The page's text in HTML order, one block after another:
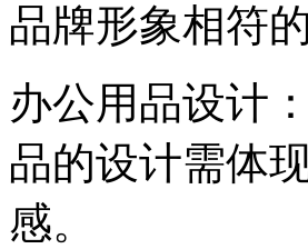
品牌形象相符的
办公用品设计‌
品的设计需体
感。